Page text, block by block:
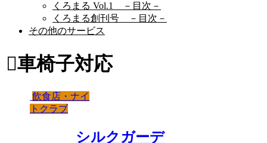
くろまる Vol.1 －目次－
くろまる創刊号 －目次－
その他のサービス
車椅子対応
飲食店・ナイ
トクラブ
シルクガーデ